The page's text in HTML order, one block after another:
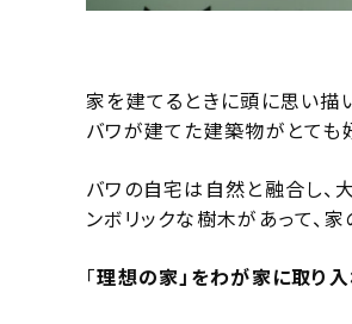
家を建てるときに頭に思い描
バワが建てた建築物がとても
バワの自宅は自然と融合し、
ンボリックな樹木があって、
「理想の家」をわが家に取り